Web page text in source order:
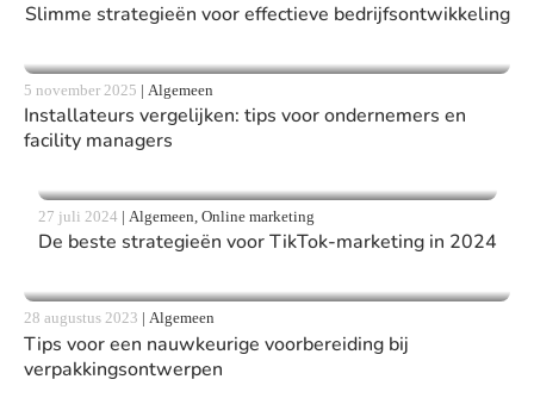
Slimme strategieën voor effectieve bedrijfsontwikkeling
5 november 2025 | Algemeen
Installateurs vergelijken: tips voor ondernemers en
facility managers
27 juli 2024 | Algemeen, Online marketing
De beste strategieën voor TikTok-marketing in 2024
28 augustus 2023 | Algemeen
Tips voor een nauwkeurige voorbereiding bij
verpakkingsontwerpen